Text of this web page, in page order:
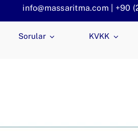
info@massaritma.com | +90
Sorular KVKK